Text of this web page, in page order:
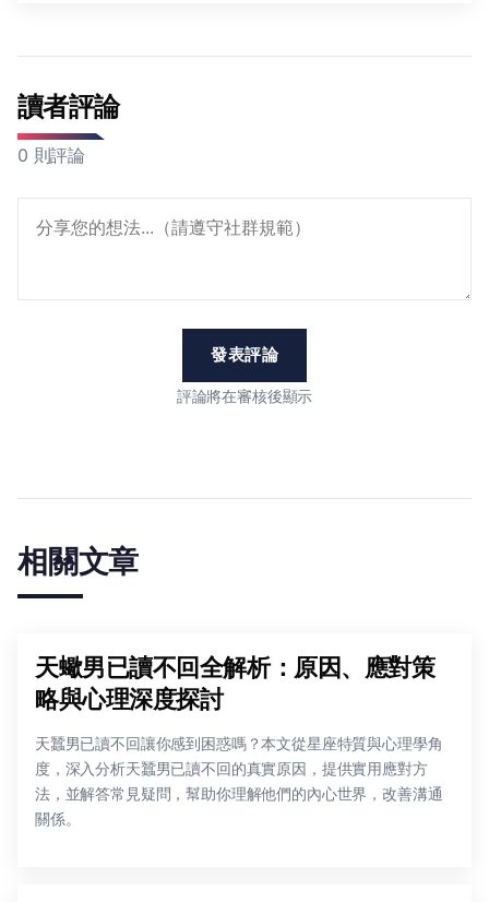
讀者評論
0 則評論
發表評論
評論將在審核後顯示
相關文章
天蠍男已讀不回全解析：原因、應對策
略與心理深度探討
天蠶男已讀不回讓你感到困惑嗎？本文從星座特質與心理學角
度，深入分析天蠶男已讀不回的真實原因，提供實用應對方
法，並解答常見疑問，幫助你理解他們的內心世界，改善溝通
關係。